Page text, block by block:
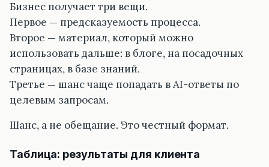
Бизнес получает три вещи.
Первое — предсказуемость процесса.
Второе — материал, который можно
использовать дальше: в блоге, на посадочных
страницах, в базе знаний.
Третье — шанс чаще попадать в AI-ответы по
целевым запросам.
Шанс, а не обещание. Это честный формат.
Таблица: результаты для клиента